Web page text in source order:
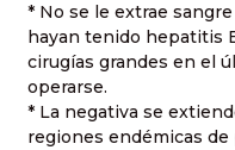
* No se le extrae
hayan tenido hepatitis
cirugías grandes en el
operarse.
* La negativa se
regiones endémicas